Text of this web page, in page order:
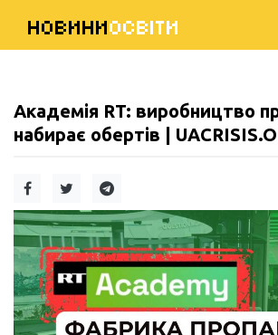
НОВИНИОСВІТИ
Академія RT: виробництво
набирає обертів |